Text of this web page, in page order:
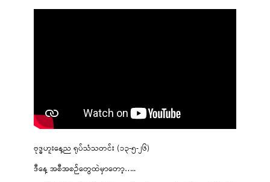
ဗုဒ္ဓဟူးနေ့ည ရုပ်သံသတင်း (၁၃-၅-၂၆)
ဒီနေ့ အစီအစဉ်တွေထဲမှာတော့…..